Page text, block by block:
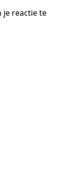
je reactie te